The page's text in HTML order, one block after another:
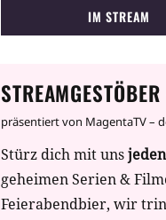
IM STREAM
präsentiert von MagentaTV –
Stürz dich mit uns
geheimen Serien &
Feierabendbier, wir